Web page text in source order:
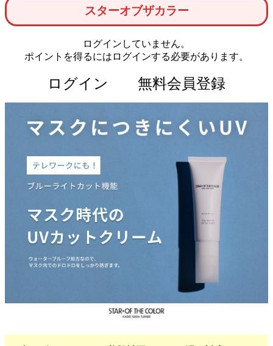
スターオブザカラー
ログインしていません。
ポイントを得るにはログインする必要があります。
ログイン 無料会員登録